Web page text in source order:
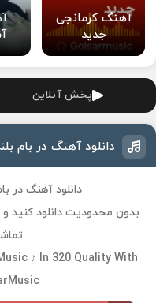
آهنگ کرمانجی
جدید
پخش آنلاین
دانلود آهنگ در بام
دانلود آهنگ در
بدون محدودیت دانلود کنید
♪ In 320 Quality With